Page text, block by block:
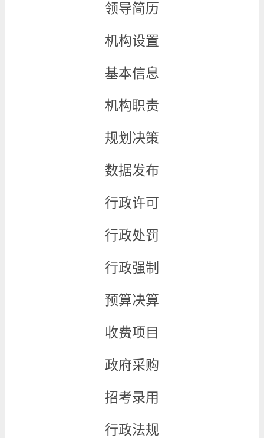
领导简历
机构设置
基本信息
机构职责
规划决策
数据发布
行政许可
行政处罚
行政强制
预算决算
收费项目
政府采购
招考录用
行政法规